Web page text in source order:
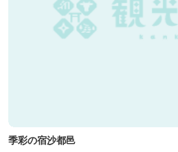
季彩の宿沙都邑